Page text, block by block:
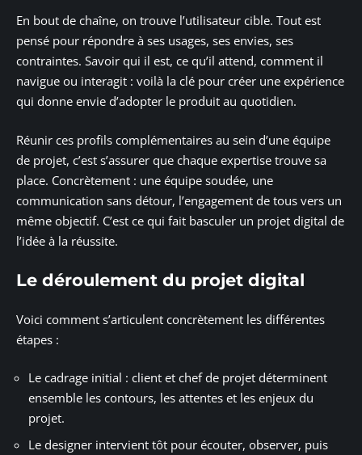
En bout de chaîne, on trouve l’utilisateur cible. Tout est
pensé pour répondre à ses usages, ses envies, ses
contraintes. Savoir qui il est, ce qu’il attend, comment il
navigue ou interagit : voilà la clé pour créer une expérience
qui donne envie d’adopter le produit au quotidien.
Réunir ces profils complémentaires au sein d’une équipe
de projet, c’est s’assurer que chaque expertise trouve sa
place. Concrètement : une équipe soudée, une
communication sans détour, l’engagement de tous vers un
même objectif. C’est ce qui fait basculer un projet digital de
l’idée à la réussite.
Le déroulement du projet digital
Voici comment s’articulent concrètement les différentes
étapes :
Le cadrage initial : client et chef de projet déterminent
ensemble les contours, les attentes et les enjeux du
projet.
Le designer intervient tôt pour écouter, observer, puis